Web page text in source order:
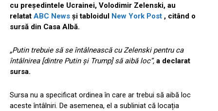
cu președintele Ucrainei, Volodimir Zelenski, au
relatat ABC News și tabloidul New York Post , citând o
sursă din Casa Albă.
„Putin trebuie să se întâlnească cu Zelenski pentru ca
întâlnirea [dintre Putin și Trump] să aibă loc”, a declarat
sursa.
Sursa nu a specificat ordinea în care ar trebui să aibă loc
aceste întâlniri. De asemenea, el a subliniat că locația